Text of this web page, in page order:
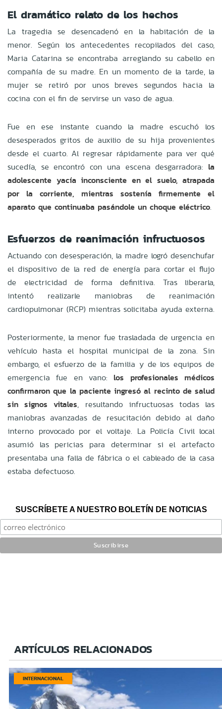
El dramático relato de los hechos
La tragedia se desencadenó en la habitación de la
menor. Según los antecedentes recopilados del caso,
Maria Catarina se encontraba arreglando su cabello en
compañía de su madre. En un momento de la tarde, la
mujer se retiró por unos breves segundos hacia la
cocina con el fin de servirse un vaso de agua.
Fue en ese instante cuando la madre escuchó los
desesperados gritos de auxilio de su hija provenientes
desde el cuarto. Al regresar rápidamente para ver qué
sucedía, se encontró con una escena desgarradora: la
adolescente yacía inconsciente en el suelo, atrapada
por la corriente, mientras sostenía firmemente el
aparato que continuaba pasándole un choque eléctrico.
Esfuerzos de reanimación infructuosos
Actuando con desesperación, la madre logró desenchufar
el dispositivo de la red de energía para cortar el flujo
de electricidad de forma definitiva. Tras liberarla,
intentó realizarle maniobras de reanimación
cardiopulmonar (RCP) mientras solicitaba ayuda externa.
Posteriormente, la menor fue trasladada de urgencia en
vehículo hasta el hospital municipal de la zona. Sin
embargo, el esfuerzo de la familia y de los equipos de
emergencia fue en vano: los profesionales médicos
confirmaron que la paciente ingresó al recinto de salud
sin signos vitales, resultando infructuosas todas las
maniobras avanzadas de resucitación debido al daño
interno provocado por el voltaje. La Policía Civil local
asumió las pericias para determinar si el artefacto
presentaba una falla de fábrica o el cableado de la casa
estaba defectuoso.
SUSCRÍBETE A NUESTRO BOLETÍN DE NOTICIAS
ARTÍCULOS RELACIONADOS
INTERNACIONAL